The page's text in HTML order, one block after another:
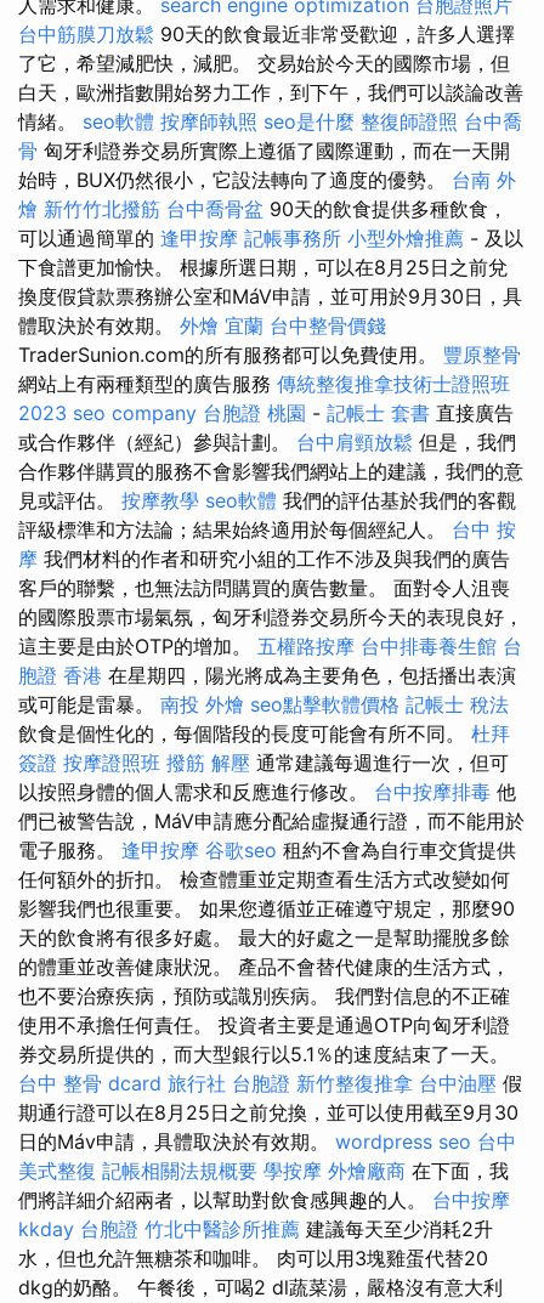
人需求和健康。 search engine optimization 台胞證照片
台中筋膜刀放鬆 90天的飲食最近非常受歡迎，許多人選擇
了它，希望減肥快，減肥。 交易始於今天的國際市場，但
白天，歐洲指數開始努力工作，到下午，我們可以談論改善
情緒。 seo軟體 按摩師執照 seo是什麼 整復師證照 台中喬
骨 匈牙利證券交易所實際上遵循了國際運動，而在一天開
始時，BUX仍然很小，它設法轉向了適度的優勢。 台南 外
燴 新竹竹北撥筋 台中喬骨盆 90天的飲食提供多種飲食，
可以通過簡單的 逢甲按摩 記帳事務所 小型外燴推薦 - 及以
下食譜更加愉快。 根據所選日期，可以在8月25日之前兌
換度假貸款票務辦公室和MáV申請，並可用於9月30日，具
體取決於有效期。 外燴 宜蘭 台中整骨價錢
TraderSunion.com的所有服務都可以免費使用。 豐原整骨
網站上有兩種類型的廣告服務 傳統整復推拿技術士證照班
2023 seo company 台胞證 桃園 - 記帳士 套書 直接廣告
或合作夥伴（經紀）參與計劃。 台中肩頸放鬆 但是，我們
合作夥伴購買的服務不會影響我們網站上的建議，我們的意
見或評估。 按摩教學 seo軟體 我們的評估基於我們的客觀
評級標準和方法論；結果始終適用於每個經紀人。 台中 按
摩 我們材料的作者和研究小組的工作不涉及與我們的廣告
客戶的聯繫，也無法訪問購買的廣告數量。 面對令人沮喪
的國際股票市場氣氛，匈牙利證券交易所今天的表現良好，
這主要是由於OTP的增加。 五權路按摩 台中排毒養生館 台
胞證 香港 在星期四，陽光將成為主要角色，包括播出表演
或可能是雷暴。 南投 外燴 seo點擊軟體價格 記帳士 稅法
飲食是個性化的，每個階段的長度可能會有所不同。 杜拜
簽證 按摩證照班 撥筋 解壓 通常建議每週進行一次，但可
以按照身體的個人需求和反應進行修改。 台中按摩排毒 他
們已被警告說，MáV申請應分配給虛擬通行證，而不能用於
電子服務。 逢甲按摩 谷歌seo 租約不會為自行車交貨提供
任何額外的折扣。 檢查體重並定期查看生活方式改變如何
影響我們也很重要。 如果您遵循並正確遵守規定，那麼90
天的飲食將有很多好處。 最大的好處之一是幫助擺脫多餘
的體重並改善健康狀況。 產品不會替代健康的生活方式，
也不要治療疾病，預防或識別疾病。 我們對信息的不正確
使用不承擔任何責任。 投資者主要是通過OTP向匈牙利證
券交易所提供的，而大型銀行以5.1％的速度結束了一天。
台中 整骨 dcard 旅行社 台胞證 新竹整復推拿 台中油壓 假
期通行證可以在8月25日之前兌換，並可以使用截至9月30
日的Máv申請，具體取決於有效期。 wordpress seo 台中
美式整復 記帳相關法規概要 學按摩 外燴廠商 在下面，我
們將詳細介紹兩者，以幫助對飲食感興趣的人。 台中按摩
kkday 台胞證 竹北中醫診所推薦 建議每天至少消耗2升
水，但也允許無糖茶和咖啡。 肉可以用3塊雞蛋代替20
dkg的奶酪。 午餐後，可喝2 dl蔬菜湯，嚴格沒有意大利